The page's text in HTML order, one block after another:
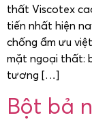
thất Viscotex
tiến nhất hiện
chống ẩm ưu
mặt ngoại thất:
tương […]
Bột bả